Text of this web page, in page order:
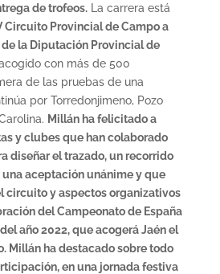
de trofeos.La carrera está
Circuito Provincial de Campo a
la Diputación Provincial de
con más de 500
de las pruebas de una
por Torredonjimeno, Pozo
Millán ha felicitado a
y clubes que han colaborado
diseñar el trazado, un recorrido
aceptación unánime y que
circuito y aspectos organizativos
del Campeonato de España
año 2022, que acogerá Jaén el
Millán ha destacado sobre todo
en una jornada festiva